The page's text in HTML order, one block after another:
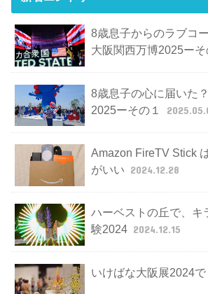
8歳息子からのラブコ
大阪関西万博2025ーそ
8歳息子の心に届いた
2025ーその１
Amazon FireTV Stick
がいい 2024.12.28
ハーベストの丘で、キ
験2024 2024.12.15
いけばな大阪展2024で